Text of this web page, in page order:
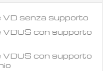
VD senza supporto
VDUS con supporto
VDUS con supporto